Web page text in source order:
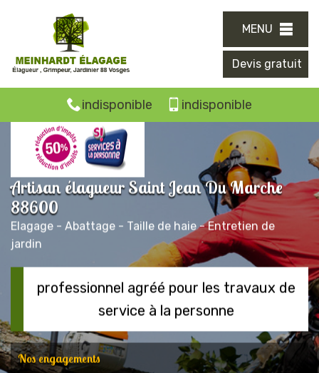
MENU
Devis gratuit
indisponible indisponible
Artisan élagueur Saint Jean Du Marche
88600
Elagage - Abattage - Taille de haie - Entretien de
jardin
professionnel agréé pour les travaux de
service à la personne
Nos engagements